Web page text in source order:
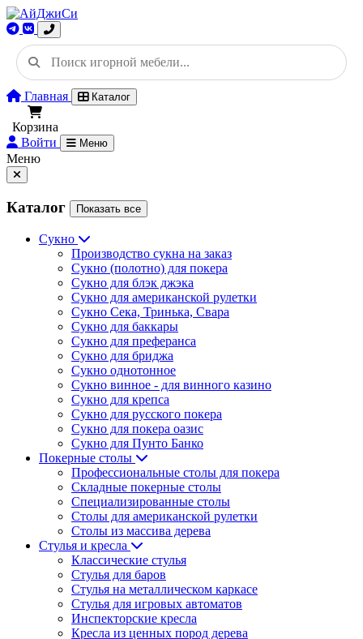
Главная Каталог
Корзина
Войти
Меню
Меню
Каталог Показать все
Сукно
Производство сукна на заказ
Сукно (полотно) для покера
Сукно для блэк джэка
Сукно для американской рулетки
Сукно Сека, Тринька, Свара
Сукно для баккары
Сукно для преферанса
Сукно для бриджа
Сукно однотонное
Сукно винное - для винного казино
Сукно для крепса
Сукно для русского покера
Сукно для покера оазис
Сукно для Пунто Банко
Покерные столы
Профессиональные столы для покера
Складные покерные столы
Специализированные столы
Столы для американской рулетки
Столы из массива дерева
Стулья и кресла
Классические стулья
Стулья для баров
Стулья на металлическом каркасе
Стулья для игровых автоматов
Инспекторские кресла
Кресла из ценных пород дерева